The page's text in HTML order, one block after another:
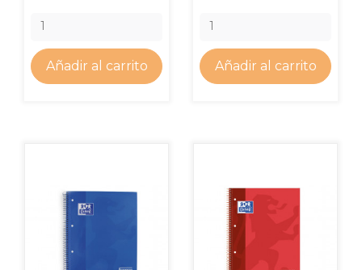
Añadir al carrito Añadir al carrito